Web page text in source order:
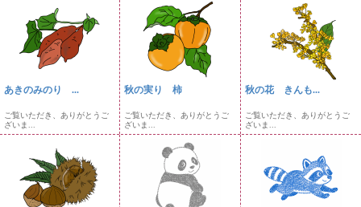
あきのみのり ...
ご覧いただき、ありがとうご
ざいま...
秋の実り 柿
ご覧いただき、ありがとうご
ざいま...
秋の花 きんも...
ご覧いただき、ありがとうご
ざいま...